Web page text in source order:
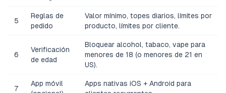
5
Reglas de
pedido
Valor mínimo, topes diarios, límites por
producto, límites por cliente.
6
Verificación
de edad
Bloquear alcohol, tabaco, vape para
menores de 18 (o menores de 21 en
US).
7
App móvil
Apps nativas iOS + Android para